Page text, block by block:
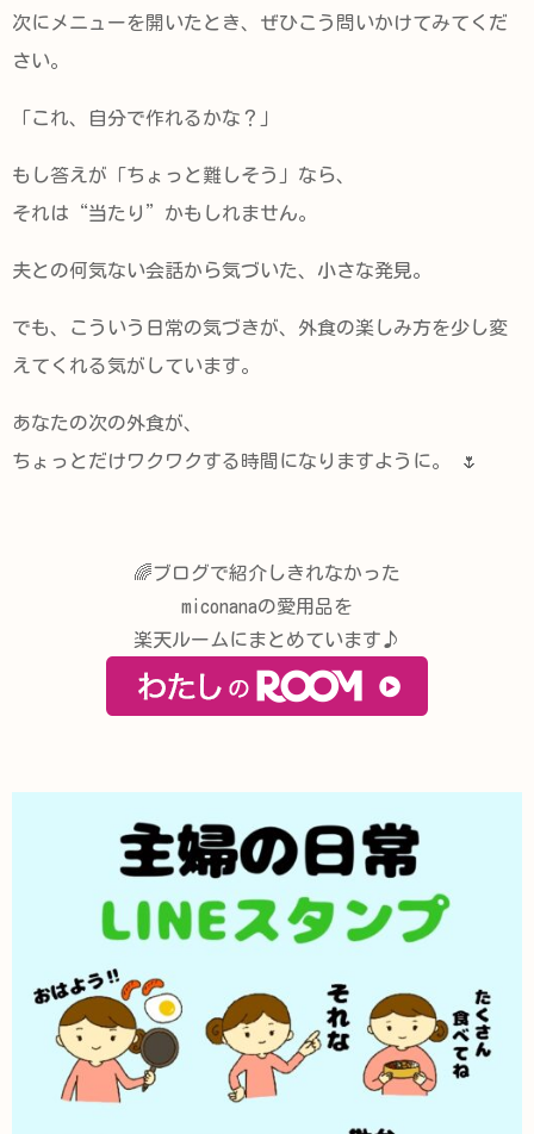
次にメニューを開いたとき、ぜひこう問いかけてみてくだ
さい。
「これ、自分で作れるかな？」
もし答えが「ちょっと難しそう」なら、
それは“当たり”かもしれません。
夫との何気ない会話から気づいた、小さな発見。
でも、こういう日常の気づきが、外食の楽しみ方を少し変
えてくれる気がしています。
あなたの次の外食が、
ちょっとだけワクワクする時間になりますように。 🌷
🌈ブログで紹介しきれなかった
miconanaの愛用品を
楽天ルームにまとめています♪